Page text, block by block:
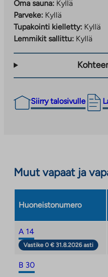
Oma sauna: Kyllä
Parveke: Kyllä
Tupakointi kielletty: Kyllä
Lemmikit sallittu: Kyllä
Siirry talosivulle
Muut vapaat ja
Huoneistonumero
A 14
Vastike 0 € 31.8.2026 asti
B 30